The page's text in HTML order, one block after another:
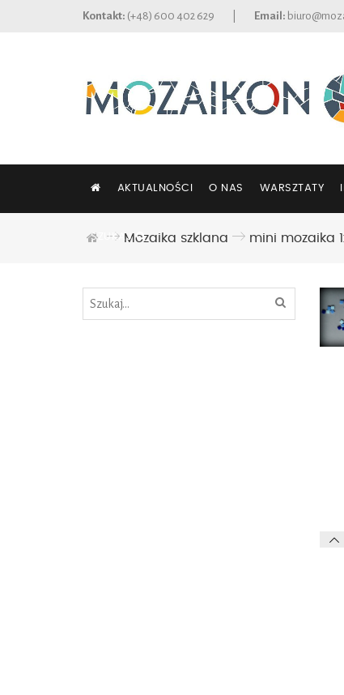
Kontakt: (+48) 600 402 629 Email:
AKTUALNOŚCI O NAS WARSZTATY
SZUKAJMozaika szklana mini mozaika